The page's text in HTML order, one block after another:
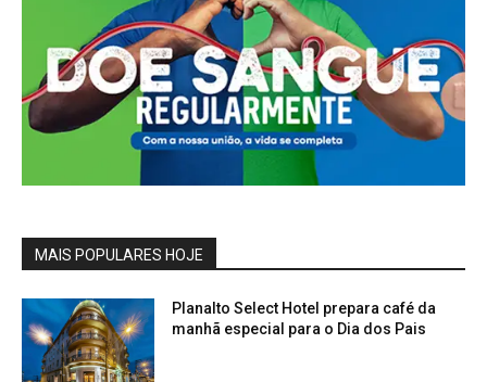
MAIS POPULARES HOJE
Planalto Select Hotel prepara café da
manhã especial para o Dia dos Pais